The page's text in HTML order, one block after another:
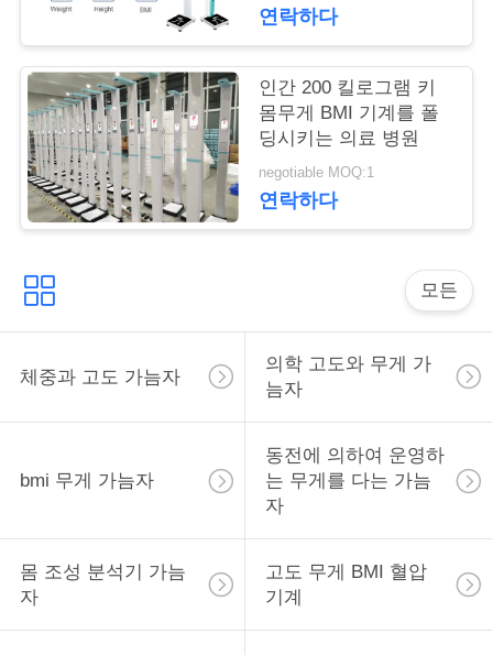
희
와
연
락
용
을
요
청
하
시
오
연락하다
인간 200 킬로그램 키
몸무게 BMI 기계를 폴
딩시키는 의료 병원
negotiable MOQ:1
연락하다
모든
체중과 고도 가늠자
의학 고도와 무게 가
늠자
bmi 무게 가늠자
동전에 의하여 운영하
는 무게를 다는 가늠
자
몸 조성 분석기 가늠
자
고도 무게 BMI 혈압
기계